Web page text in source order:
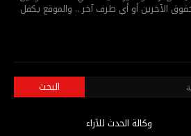
الآخرين أو أي طرف آخر .. والموقع يكفل
وكالة الحدث للآراء